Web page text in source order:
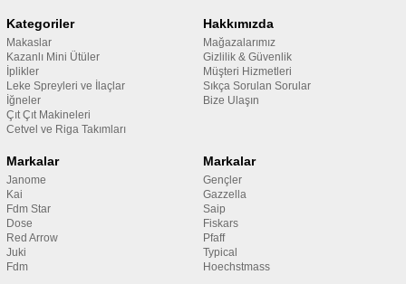
Kategoriler
Makaslar
Kazanlı Mini Ütüler
İplikler
Leke Spreyleri ve İlaçlar
İğneler
Çıt Çıt Makineleri
Cetvel ve Riga Takımları
Hakkımızda
Mağazalarımız
Gizlilik & Güvenlik
Müşteri Hizmetleri
Sıkça Sorulan Sorular
Bize Ulaşın
Markalar
Janome
Kai
Fdm Star
Dose
Red Arrow
Juki
Fdm
Markalar
Gençler
Gazzella
Saip
Fiskars
Pfaff
Typical
Hoechstmass